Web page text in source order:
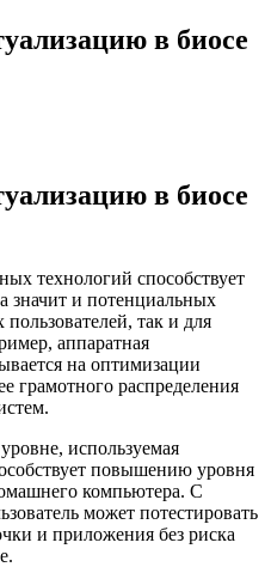
в биосе
в биосе
технологий способствует
значит и потенциальных
так и для
аппаратная
на оптимизации
грамотного распределения
используемая
повышению уровня
компьютера. С
может потестировать
и приложения без риска